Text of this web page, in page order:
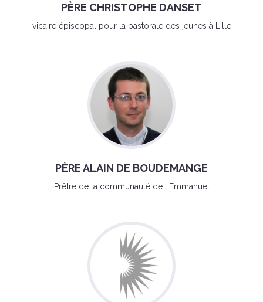
PÈRE CHRISTOPHE DANSET
vicaire épiscopal pour la pastorale des jeunes à Lille
PÈRE ALAIN DE BOUDEMANGE
Prêtre de la communauté de l'Emmanuel